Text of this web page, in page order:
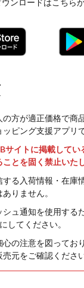
ンロードはこちら
方が適正価格で商
ピング支援アプリで
サイトに掲載してい
とを固く禁止いた
る入荷情報・在庫
りません。
シュ通知を使用する
してください。
心の注意を図ってお
元をご確認ください